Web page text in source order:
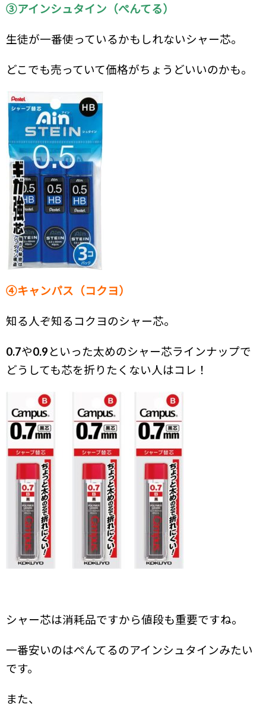
③アインシュタイン（ぺんてる）
生徒が一番使っているかもしれないシャー芯。
どこでも売っていて価格がちょうどいいのかも。
④キャンパス（コクヨ）
知る人ぞ知るコクヨのシャー芯。
0.7や0.9といった太めのシャー芯ラインナップで
どうしても芯を折りたくない人はコレ！
シャー芯は消耗品ですから値段も重要ですね。
一番安いのはぺんてるのアインシュタインみたい
です。
また、